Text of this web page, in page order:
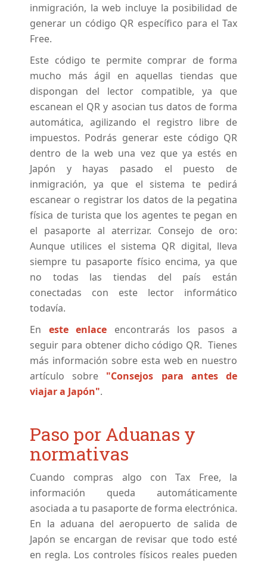
inmigración, la web incluye la posibilidad de
generar un código QR específico para el Tax
Free.
Este código te permite comprar de forma
mucho más ágil en aquellas tiendas que
dispongan del lector compatible, ya que
escanean el QR y asocian tus datos de forma
automática, agilizando el registro libre de
impuestos. Podrás generar este código QR
dentro de la web una vez que ya estés en
Japón y hayas pasado el puesto de
inmigración, ya que el sistema te pedirá
escanear o registrar los datos de la pegatina
física de turista que los agentes te pegan en
el pasaporte al aterrizar. Consejo de oro:
Aunque utilices el sistema QR digital, lleva
siempre tu pasaporte físico encima, ya que
no todas las tiendas del país están
conectadas con este lector informático
todavía.
En este enlace encontrarás los pasos a
seguir para obtener dicho código QR. Tienes
más información sobre esta web en nuestro
artículo sobre "Consejos para antes de
viajar a Japón".
Paso por Aduanas y
normativas
Cuando compras algo con Tax Free, la
información queda automáticamente
asociada a tu pasaporte de forma electrónica.
En la aduana del aeropuerto de salida de
Japón se encargan de revisar que todo esté
en regla. Los controles físicos reales pueden